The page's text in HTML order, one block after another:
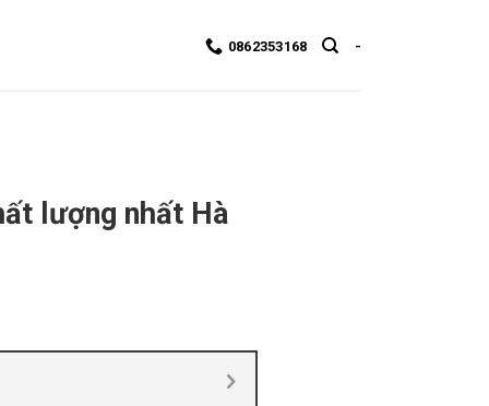
0862353168 -
lượng nhất Hà